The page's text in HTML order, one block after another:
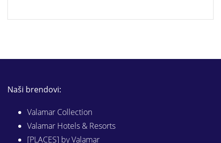
Naši brendovi:
Valamar Collection
Valamar Hotels & Resorts
[PLACES] by Valamar